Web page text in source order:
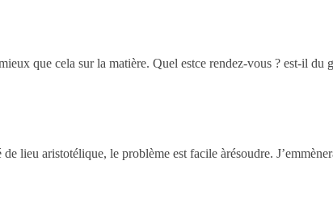
que cela sur la matière. Quel estce rendez-vous ? est-il du
lieu aristotélique, le problème est facile àrésoudre.